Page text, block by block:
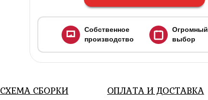
Собственное
производство
Огромный
выбор
СХЕМА СБОРКИ ОПЛАТА И ДОСТАВКА